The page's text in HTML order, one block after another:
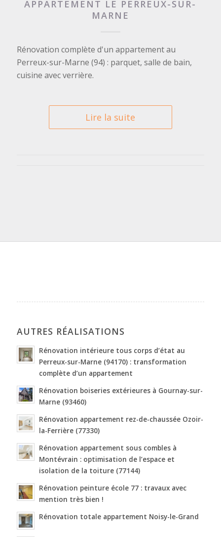
APPARTEMENT LE PERREUX-SUR-
MARNE
Rénovation complète d'un appartement au
Perreux-sur-Marne (94) : parquet, salle de bain,
cuisine avec verrière.
Lire la suite
AUTRES RÉALISATIONS
Rénovation intérieure tous corps d’état au
Perreux-sur-Marne (94170) : transformation
complète d’un appartement
Rénovation boiseries extérieures à Gournay-sur-
Marne (93460)
Rénovation appartement rez-de-chaussée Ozoir-
la-Ferrière (77330)
Rénovation appartement sous combles à
Montévrain : optimisation de l’espace et
isolation de la toiture (77144)
Rénovation peinture école 77 : travaux avec
mention très bien !
Rénovation totale appartement Noisy-le-Grand